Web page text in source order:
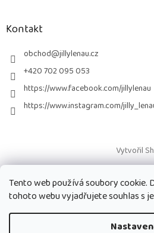
Tento web používá soubory cookie.
tohoto webu vyjadřujete souhlas s
Kontakt
obchod@jillylenau.cz
+420 702 095 053
https://www.facebook.com/jillylenau
https://www.instagram.com/
Vytvořil
Copyright 2026Paruky Jilly Lenau